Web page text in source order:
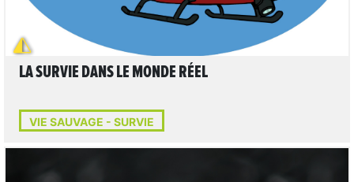
LA SURVIE DANS LE MONDE RÉEL
VIE SAUVAGE - SURVIE